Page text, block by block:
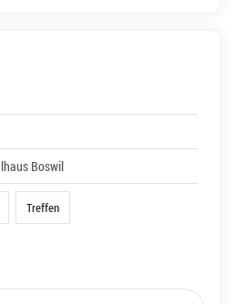
Boswil
Treffen